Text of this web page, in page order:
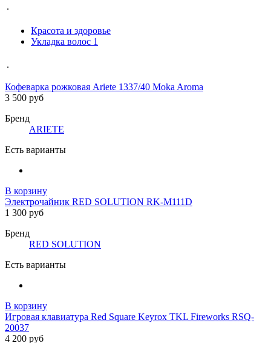
.
Красота и здоровье
Укладка волос 1
.
Кофеварка рожковая Ariete 1337/40 Moka Aroma
3 500 руб
Бренд
ARIETE
Есть варианты
В корзину
Электрочайник RED SOLUTION RK-M111D
1 300 руб
Бренд
RED SOLUTION
Есть варианты
В корзину
Игровая клавиатура Red Square Keyrox TKL Fireworks RSQ-
20037
4 200 руб